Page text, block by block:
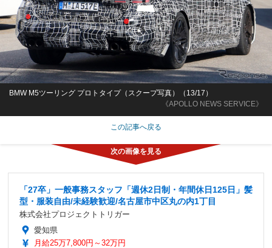
《APOLLO NEWS SERVICE》
BMW M5ツーリング プロトタイプ（スクープ写真）（13/17）
この記事へ戻る
「27卒」一般事務スタッフ「週休2日制・年間休日125日」髪
型・服装自由/未経験歓迎/名古屋市中区丸の内1丁目
株式会社プロジェクトトリガー
愛知県
月給25万7,800円～32万円